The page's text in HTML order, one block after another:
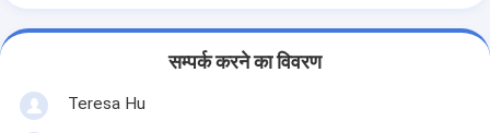
सम्पर्क करने का विवरण
Teresa Hu